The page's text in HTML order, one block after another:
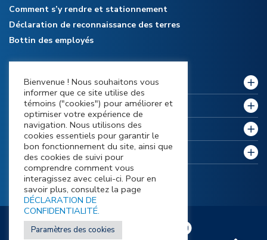
Comment s’y rendre et stationnement
Déclaration de reconnaissance des terres
Bottin des employés
Notre collège
Politiques et règlements
Futurs étudiants
Étudiants actuels
Bienvenue ! Nous souhaitons vous
informer que ce site utilise des
témoins ("cookies") pour améliorer et
optimiser votre expérience de
navigation. Nous utilisons des
cookies essentiels pour garantir le
bon fonctionnement du site, ainsi que
des cookies de suivi pour
comprendre comment vous
interagissez avec celui-ci. Pour en
savoir plus, consultez la page
DÉCLARATION DE
CONFIDENTIALITÉ.
Paramètres des cookies